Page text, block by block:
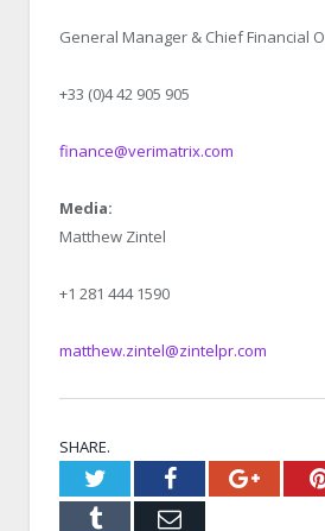
General Manager & Chief Financial
+33 (0)4 42 905 905
finance@verimatrix.com
Media:
Matthew Zintel
+1 281 444 1590
matthew.zintel@zintelpr.com
SHARE.
TwitterFacebook
Tumblr Email